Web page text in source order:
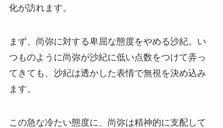
化が訪れます。
まず、尚弥に対する卑屈な態度をやめる沙紀。い
つものように尚弥が沙紀に低い点数をつけて弄っ
てきても、沙紀は透かした表情で無視を決め込み
ます。
この急な冷たい態度に、尚弥は精神的に支配して